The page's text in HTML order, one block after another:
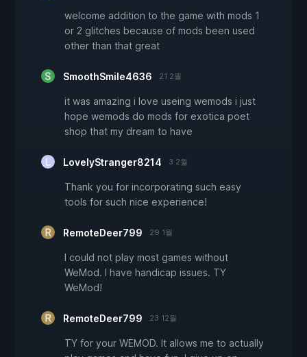
welcome addition to the game with mods 1
or 2 glitches because of mods been used
other than that great
SmoothSmile4636 21 2월
it was amazing i love useing wemods i just
hope wemods do mods for exotica poet
shop that my dream to have
LovelyStranger8214 3 2월
Thank you for incorporating such easy
tools for such nice experience!
RemoteDeer799 29 1월
I could not play most games without
WeMod. I have handicap issues. TY
WeMod!
RemoteDeer799 23 12월
TY for your WEMOD. It allows me to actually